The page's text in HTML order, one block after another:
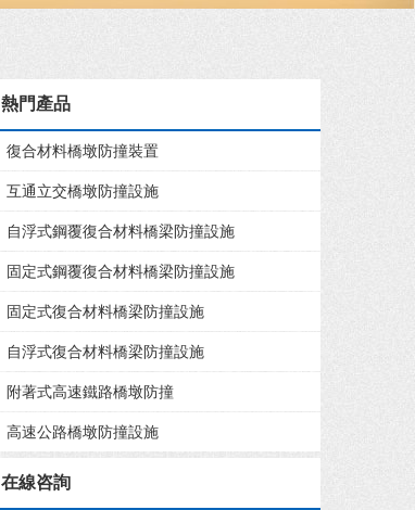
熱門產品
復合材料橋墩防撞裝置
互通立交橋墩防撞設施
自浮式鋼覆復合材料橋梁防撞設施
固定式鋼覆復合材料橋梁防撞設施
固定式復合材料橋梁防撞設施
自浮式復合材料橋梁防撞設施
附著式高速鐵路橋墩防撞
高速公路橋墩防撞設施
在線咨詢